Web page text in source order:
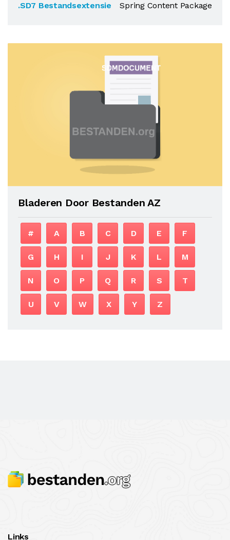
.SD7 Bestandsextensie
Spring Content Package
Bladeren Door Bestanden AZ
# A B C D E F
G H I J K L M
N O P Q R S T
U V W X Y Z
Links